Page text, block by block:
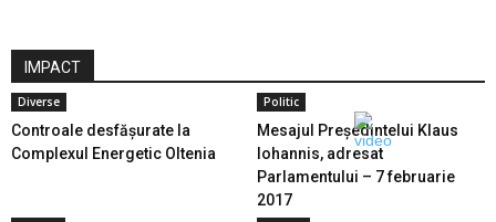
IMPACT
Diverse
Controale desfășurate la
Complexul Energetic Oltenia
Politic
Mesajul Președintelui Klaus
Iohannis, adresat
Parlamentului – 7 februarie
2017